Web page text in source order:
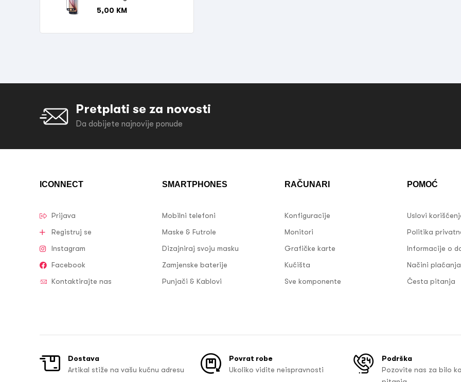
5,00 KM
Pretplati se za novosti
Da dobijete najnovije ponude
ICONNECT
Prijava
Registruj se
Instagram
Facebook
Kontaktirajte nas
SMARTPHONES
Mobilni telefoni
Maske & Futrole
Dizajniraj svoju masku
Zamjenske baterije
Punjači & Kablovi
RAČUNARI
Konfiguracije
Monitori
Grafičke karte
Kućišta
Sve komponente
POMOĆ
Uslovi
Politika
Informacije o
Načini plaćanja
Česta pitanja
Dostava
Artikal stiže na vašu kućnu adresu
Povrat robe
Ukoliko vidite neispravnosti
Podrška
Pozovite nas za bilo